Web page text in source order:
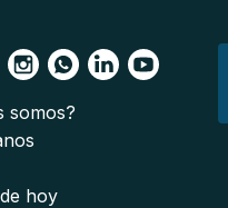
somos?
hoy